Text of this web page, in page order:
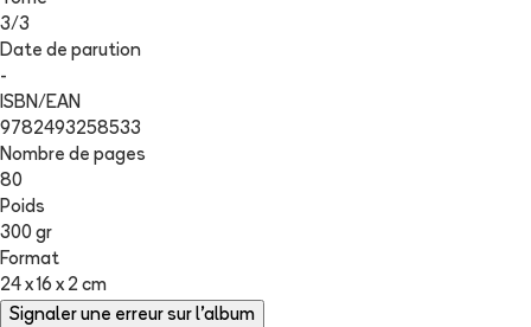
3/3
Date de parution
-
ISBN/EAN
9782493258533
Nombre de pages
80
Poids
300 gr
Format
24 x 16 x 2 cm
Signaler une erreur sur l'album